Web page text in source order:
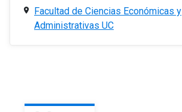
Facultad de Ciencias Económicas y
Administrativas UC